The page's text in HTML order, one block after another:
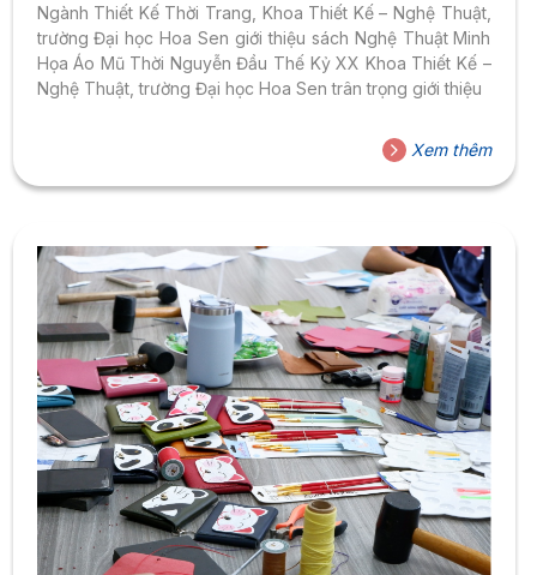
Ngành Thiết Kế Thời Trang, Khoa Thiết Kế – Nghệ Thuật,
trường Đại học Hoa Sen giới thiệu sách Nghệ Thuật Minh
Họa Áo Mũ Thời Nguyễn Đầu Thế Kỷ XX Khoa Thiết Kế –
Nghệ Thuật, trường Đại học Hoa Sen trân trọng giới thiệu
Xem thêm